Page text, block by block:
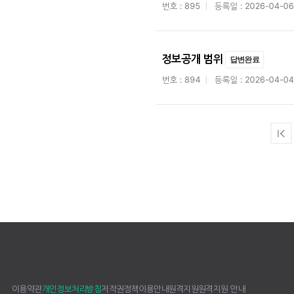
번호 : 895 등록일 : 2026-04-06
정보공개 범위 답변완료
번호 : 894 등록일 : 2026-04-04
이용약관개인정보처리방침저작권정책이용안내원격지원원격지원 안내